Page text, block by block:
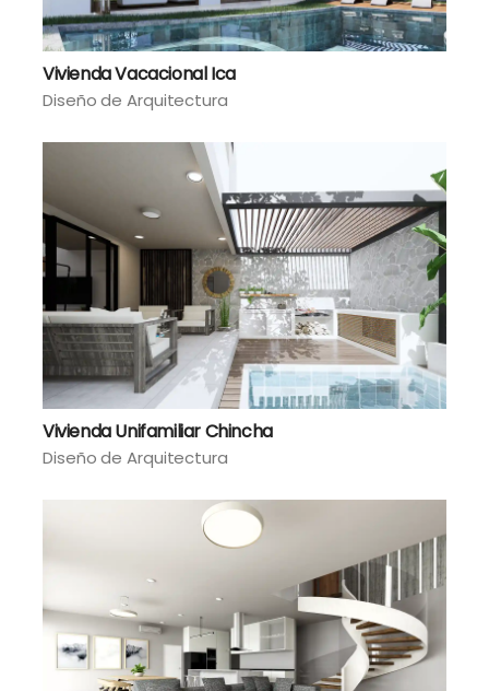
Vivienda Vacacional Ica
Diseño de Arquitectura
Vivienda Unifamiliar Chincha
Diseño de Arquitectura